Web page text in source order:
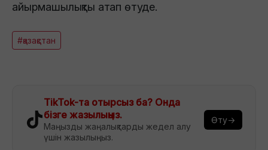
айырмашылықты атап өтуде.
#қазақстан
TikTok-та отырсыз ба? Онда
бізге жазылыңыз.
Маңызды жаңалықтарды жедел алу
үшін жазылыңыз.
Өту→